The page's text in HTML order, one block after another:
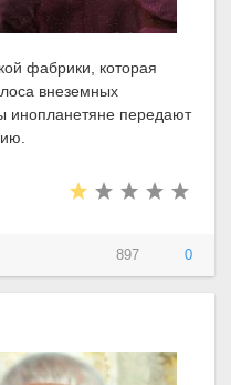
фабрики, которая
внеземных
передают
897 0